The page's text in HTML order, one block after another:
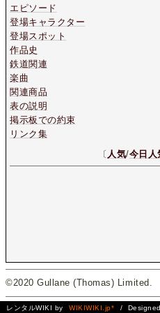
エピソード
登場キャラクター
登場スポット
作品史
鉄道関連
楽曲
関連商品
表の説明
掲示板での約束
リンク集
〔 人気/今日人
©2020 Gullane (Thomas) Limited.
レンタルWIKI by WIKIWIKI.jp* /